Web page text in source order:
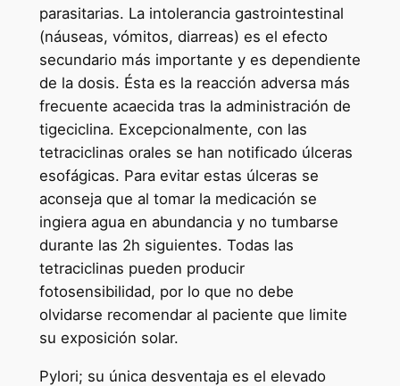
parasitarias. La intolerancia gastrointestinal
(náuseas, vómitos, diarreas) es el efecto
secundario más importante y es dependiente
de la dosis. Ésta es la reacción adversa más
frecuente acaecida tras la administración de
tigeciclina. Excepcionalmente, con las
tetraciclinas orales se han notificado úlceras
esofágicas. Para evitar estas úlceras se
aconseja que al tomar la medicación se
ingiera agua en abundancia y no tumbarse
durante las 2h siguientes. Todas las
tetraciclinas pueden producir
fotosensibilidad, por lo que no debe
olvidarse recomendar al paciente que limite
su exposición solar.
Pylori; su única desventaja es el elevado